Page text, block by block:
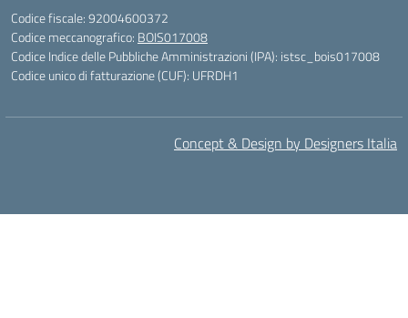
Codice fiscale: 92004600372
Codice meccanografico: BOIS017008
Codice Indice delle Pubbliche Amministrazioni (IPA): istsc_bois017008
Codice unico di fatturazione (CUF): UFRDH1
Concept & Design by Designers Italia